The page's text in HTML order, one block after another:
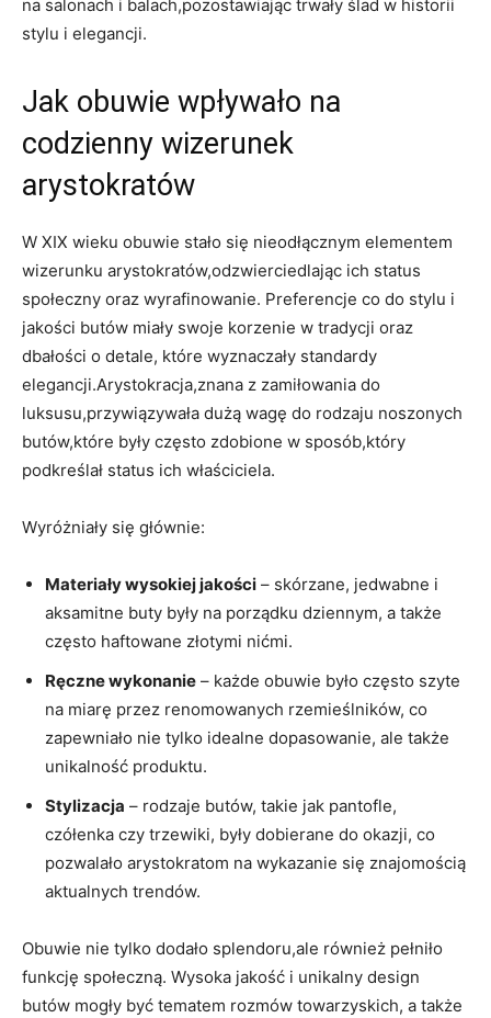
na salonach i balach,pozostawiając trwały ślad w historii
stylu i elegancji.
Jak obuwie wpływało na
codzienny wizerunek
arystokratów
W XIX wieku obuwie stało się nieodłącznym elementem
wizerunku arystokratów,odzwierciedlając ich status
społeczny oraz wyrafinowanie. Preferencje co do stylu i
jakości butów miały swoje korzenie w tradycji oraz
dbałości o detale, które wyznaczały standardy
elegancji.Arystokracja,znana z zamiłowania do
luksusu,przywiązywała dużą wagę do rodzaju noszonych
butów,które były często zdobione w sposób,który
podkreślał status ich właściciela.
Wyróżniały się głównie:
Materiały wysokiej jakości – skórzane, jedwabne i
aksamitne buty były na porządku dziennym, a także
często haftowane złotymi nićmi.
Ręczne wykonanie – każde obuwie było często szyte
na miarę przez renomowanych rzemieślników, co
zapewniało nie tylko idealne dopasowanie, ale także
unikalność produktu.
Stylizacja – rodzaje butów, takie jak pantofle,
czółenka czy trzewiki, były dobierane do okazji, co
pozwalało arystokratom na wykazanie się znajomością
aktualnych trendów.
Obuwie nie tylko dodało splendoru,ale również pełniło
funkcję społeczną. Wysoka jakość i unikalny design
butów mogły być tematem rozmów towarzyskich, a także